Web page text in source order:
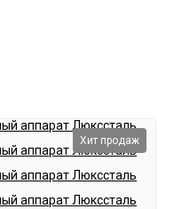
Хит продаж